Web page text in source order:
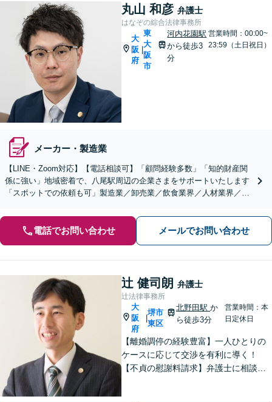
丸山 和彦 弁護士
はなぞの綜合法律事務所
大
阪
府
|
東
大
阪
市
河内花園駅
から徒歩3
分
営業時間：00:00~
23:59（土日祝日）
メーカー・製造業
【LINE・Zoom対応】【電話相談可】「顧問経験多数」「知的財産関
係に強い」地域密着で、八尾駅周辺の企業さまをサポートいたします
「スポットでの依頼も可」製造業／卸売業／飲食業界／人材業界／不
電話でお問い合わせ メールでお問い合わせ
辻 健司朗 弁護士
辻法律事務所
大
阪
府
堺市
東区
北野田駅か
ら徒歩3分
営業時間：本
日定休日
【離婚調停の経験豊富】一人ひとりの
ケースに応じて交渉を有利に導く！
【不貞の慰謝料請求】弁護士に相談す